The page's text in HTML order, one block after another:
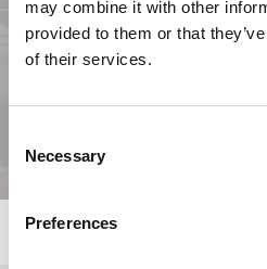
may combine it with other
provided to them or that
of their services.
Selection
Necessary
Preferences
Previous